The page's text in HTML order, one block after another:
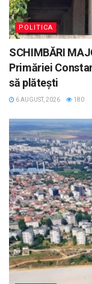
POLITICA
SCHIMBĂRI
Primăriei
să plătești
6 AUGUST, 2026 180